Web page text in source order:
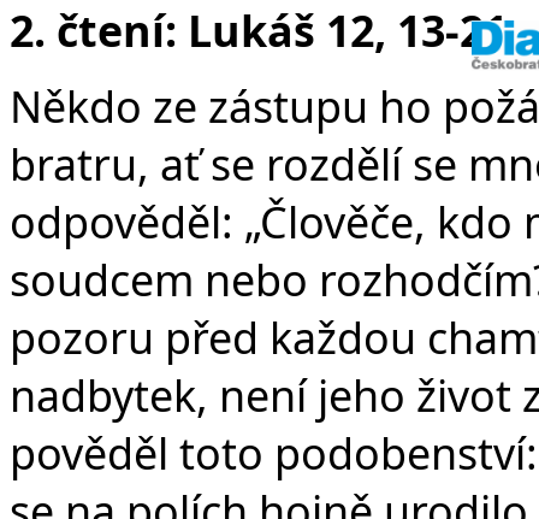
2. čtení: Lukáš 12, 13-21
Někdo ze zástupu ho
bratru, ať se rozdělí se
odpověděl: „Člověče,
soudcem nebo
pozoru před každou
nadbytek, není jeho život
pověděl toto